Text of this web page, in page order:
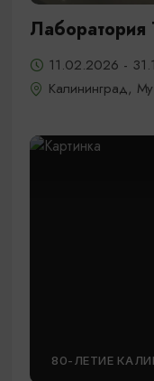
Лаборатория
11.02.2026 -
Калининград,
80-ЛЕТИЕ